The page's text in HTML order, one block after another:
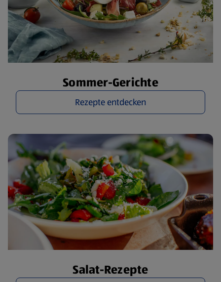
Sommer-Gerichte
Rezepte entdecken
Salat-Rezepte